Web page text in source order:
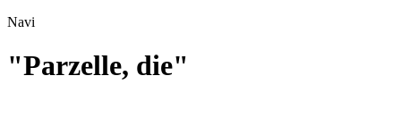
Navi
"Parzelle, die"